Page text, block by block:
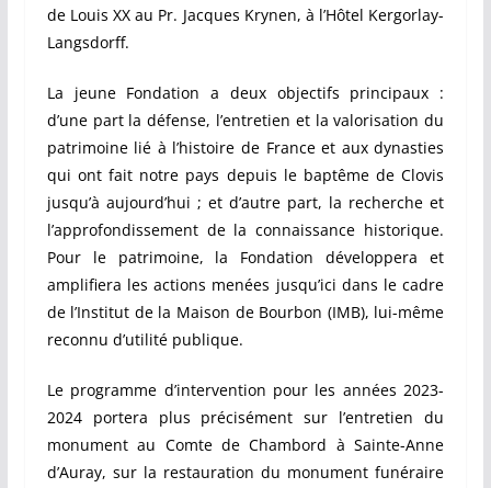
de Louis XX au Pr. Jacques Krynen, à l’Hôtel Kergorlay-
Langsdorff.
La jeune Fondation a deux objectifs principaux :
d’une part la défense, l’entretien et la valorisation du
patrimoine lié à l’histoire de France et aux dynasties
qui ont fait notre pays depuis le baptême de Clovis
jusqu’à aujourd’hui ; et d’autre part, la recherche et
l’approfondissement de la connaissance historique.
Pour le patrimoine, la Fondation développera et
amplifiera les actions menées jusqu’ici dans le cadre
de l’Institut de la Maison de Bourbon (IMB), lui-même
reconnu d’utilité publique.
Le programme d’intervention pour les années 2023-
2024 portera plus précisément sur l’entretien du
monument au Comte de Chambord à Sainte-Anne
d’Auray, sur la restauration du monument funéraire